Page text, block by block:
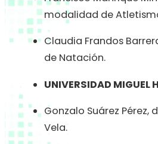
modalidad de
Claudia Frandos
de Natación.
UNIVERSIDAD MIGUEL
Gonzalo Suárez
Vela.